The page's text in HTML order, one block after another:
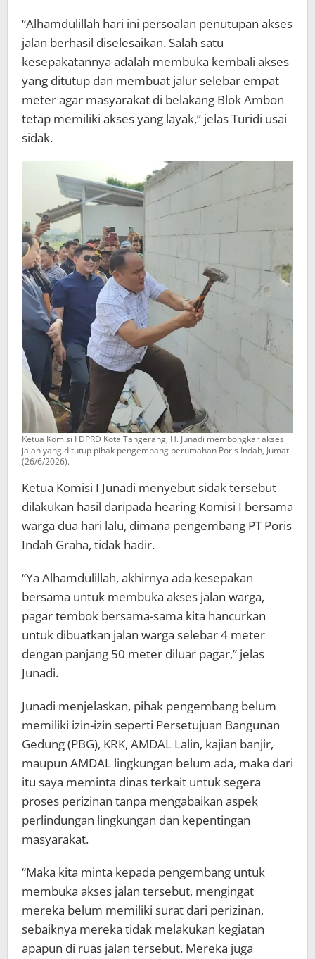
“Alhamdulillah hari ini persoalan penutupan akses
jalan berhasil diselesaikan. Salah satu
kesepakatannya adalah membuka kembali akses
yang ditutup dan membuat jalur selebar empat
meter agar masyarakat di belakang Blok Ambon
tetap memiliki akses yang layak,” jelas Turidi usai
sidak.
Ketua Komisi I DPRD Kota Tangerang, H. Junadi membongkar akses
jalan yang ditutup pihak pengembang perumahan Poris Indah, Jumat
(26/6/2026).
Ketua Komisi I Junadi menyebut sidak tersebut
dilakukan hasil daripada hearing Komisi I bersama
warga dua hari lalu, dimana pengembang PT Poris
Indah Graha, tidak hadir.
“Ya Alhamdulillah, akhirnya ada kesepakan
bersama untuk membuka akses jalan warga,
pagar tembok bersama-sama kita hancurkan
untuk dibuatkan jalan warga selebar 4 meter
dengan panjang 50 meter diluar pagar,” jelas
Junadi.
Junadi menjelaskan, pihak pengembang belum
memiliki izin-izin seperti Persetujuan Bangunan
Gedung (PBG), KRK, AMDAL Lalin, kajian banjir,
maupun AMDAL lingkungan belum ada, maka dari
itu saya meminta dinas terkait untuk segera
proses perizinan tanpa mengabaikan aspek
perlindungan lingkungan dan kepentingan
masyarakat.
“Maka kita minta kepada pengembang untuk
membuka akses jalan tersebut, mengingat
mereka belum memiliki surat dari perizinan,
sebaiknya mereka tidak melakukan kegiatan
apapun di ruas jalan tersebut. Mereka juga